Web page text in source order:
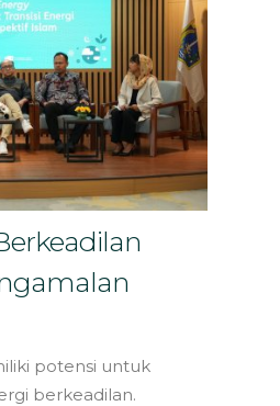
potensi untuk
berkeadilan.